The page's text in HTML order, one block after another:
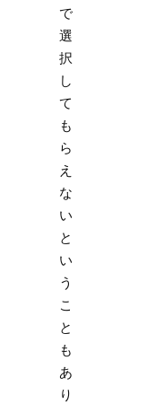
で
選
択
し
て
も
ら
え
な
い
と
い
う
こ
と
も
あ
り